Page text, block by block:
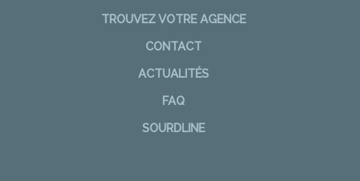
TROUVEZ VOTRE AGENCE
CONTACT
ACTUALITÉS
FAQ
SOURDLINE